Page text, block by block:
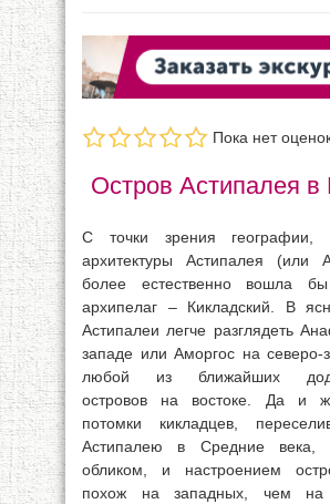
Пока нет
Остров Астипалея в
С точки зрения географии,
архитектуры Астипалея (или
более естественно вошла
архипелаг – Кикладский. В
Астипалеи легче разглядеть
западе или Аморгос на северо-
любой из ближайших
островов на востоке. Да и
потомки кикладцев,
Астипалею в Средние века,
обликом, и настроением
похож на западных, чем на